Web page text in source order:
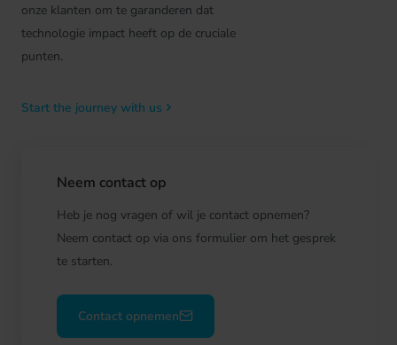
onze klanten om te garanderen dat
technologie impact heeft op de cruciale
punten.
Start the journey with us
Neem contact op
Heb je nog vragen of wil je contact opnemen?
Neem contact op via ons formulier om het gesprek
te starten.
Contact opnemen